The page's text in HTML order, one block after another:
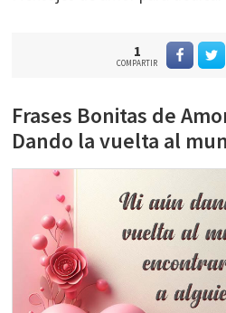
1
COMPARTIR
Frases Bonitas de
Dando la vuelta al